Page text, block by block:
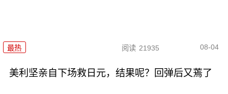
最热 阅读 21935 08-04
美利坚亲自下场救日元，结果呢？回弹后又蔫了